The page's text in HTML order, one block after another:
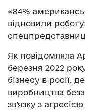
«84%
відновили
Як повідомляла
березня 2022
бізнесу в росії,
виробництва
зв’язку з